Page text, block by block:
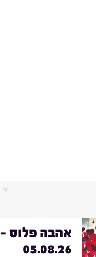
אהבה פלוס -
05.08.26